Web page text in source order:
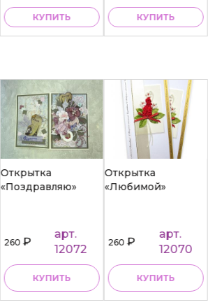
КУПИТЬ КУПИТЬ
Открытка
«Поздравляю»
260₽
арт.
12072
КУПИТЬ
Открытка
«Любимой»
260₽
арт.
12070
КУПИТЬ